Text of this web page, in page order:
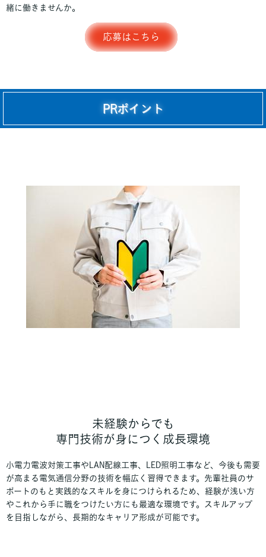
緒に働きませんか。
応募はこちら
PRポイント
未経験からでも
専門技術が身につく成長環境
小電力電波対策工事やLAN配線工事、LED照明工事など、今後も需要
が高まる電気通信分野の技術を幅広く習得できます。先輩社員のサ
ポートのもと実践的なスキルを身につけられるため、経験が浅い方
やこれから手に職をつけたい方にも最適な環境です。スキルアップ
を目指しながら、長期的なキャリア形成が可能です。